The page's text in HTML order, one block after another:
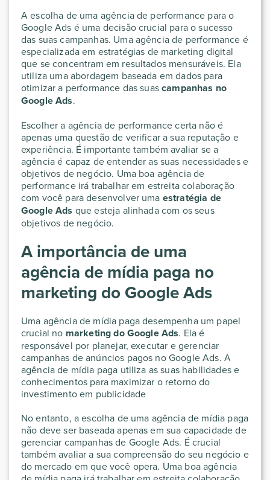
A escolha de uma agência de performance para o
Google Ads é uma decisão crucial para o sucesso
das suas campanhas. Uma agência de performance é
especializada em estratégias de marketing digital
que se concentram em resultados mensuráveis. Ela
utiliza uma abordagem baseada em dados para
otimizar a performance das suascampanhas no
Google Ads.
Escolher a agência de performance certa não é
apenas uma questão de verificar a sua reputação e
experiência. É importante também avaliar se a
agência é capaz de entender as suas necessidades e
objetivos de negócio. Uma boa agência de
performance irá trabalhar em estreita colaboração
com você para desenvolver uma estratégia de
Google Ads que esteja alinhada com os seus
objetivos de negócio.
A importância de uma
agência de mídia paga no
marketing do Google Ads
Uma agência de mídia paga desempenha um papel
crucial no marketing do Google Ads. Ela é
responsável por planejar, executar e gerenciar
campanhas de anúncios pagos no Google Ads. A
agência de mídia paga utiliza as suas habilidades e
conhecimentos para maximizar o retorno do
investimento em publicidade
No entanto, a escolha de uma agência de mídia paga
não deve ser baseada apenas em sua capacidade de
gerenciar campanhas de Google Ads. É crucial
também avaliar a sua compreensão do seu negócio e
do mercado em que você opera. Uma boa agência